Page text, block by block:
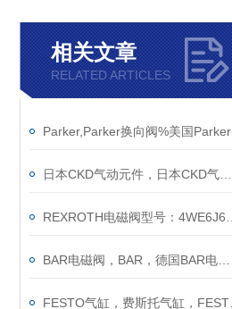
相关文章
RELATED ARTICLES
Parker,Parker换向阀%美国Parker